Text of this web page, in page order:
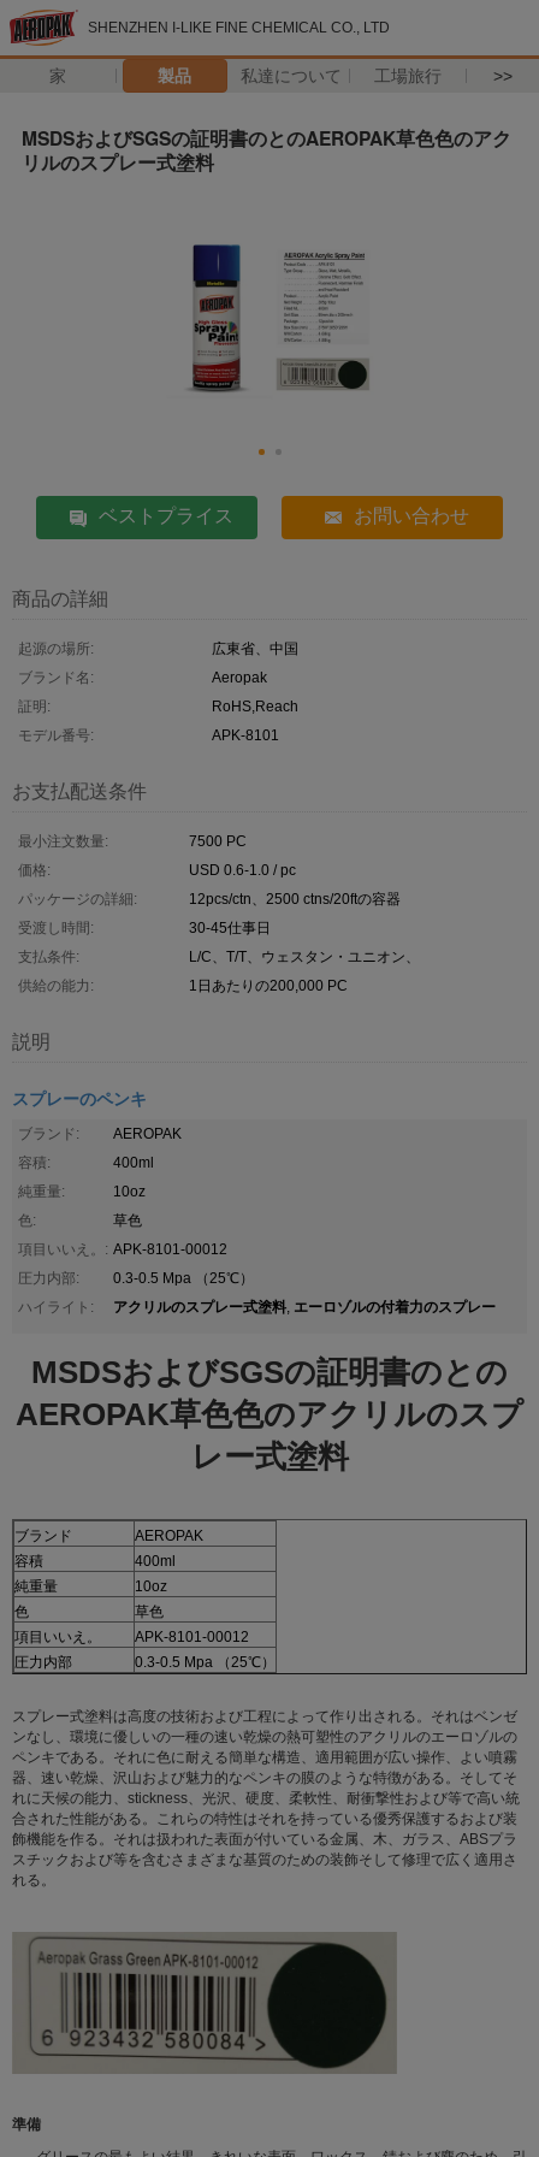
SHENZHEN I-LIKE FINE CHEMICAL CO., LTD
家 製品 私達について 工場旅行 >>
MSDSおよびSGSの証明書のとのAEROPAK草色色のアク
リルのスプレー式塗料
ベストプライス お問い合わせ
商品の詳細
起源の場所:
広東省、中国
ブランド名:
Aeropak
証明:
RoHS,Reach
モデル番号:
APK-8101
お支払配送条件
最小注文数量:
7500 PC
価格:
USD 0.6-1.0 / pc
パッケージの詳細:
12pcs/ctn、2500 ctns/20ftの容器
受渡し時間:
30-45仕事日
支払条件:
L/C、T/T、ウェスタン・ユニオン、
供給の能力:
1日あたりの200,000 PC
説明
スプレーのペンキ
ブランド:
AEROPAK
容積:
400ml
純重量:
10oz
色:
草色
項目いいえ。: APK-8101-00012
圧力内部:
0.3-0.5 Mpa （25℃）
ハイライト:
アクリルのスプレー式塗料, エーロゾルの付着力のスプレー
MSDSおよびSGSの証明書のとの
AEROPAK草色色のアクリルのスプ
レー式塗料
ブランド
AEROPAK
容積
400ml
純重量
10oz
色
草色
項目いいえ。
APK-8101-00012
圧力内部
0.3-0.5 Mpa （25℃）
スプレー式塗料は高度の技術および工程によって作り出される。それはベンゼ
ンなし、環境に優しいの一種の速い乾燥の熱可塑性のアクリルのエーロゾルの
ペンキである。それに色に耐える簡単な構造、適用範囲が広い操作、よい噴霧
器、速い乾燥、沢山および魅力的なペンキの膜のような特徴がある。そしてそ
れに天候の能力、stickness、光沢、硬度、柔軟性、耐衝撃性および等で高い統
合された性能がある。これらの特性はそれを持っている優秀保護するおよび装
飾機能を作る。それは扱われた表面が付いている金属、木、ガラス、ABSプラ
スチックおよび等を含むさまざまな基質のための装飾そして修理で広く適用さ
れる。
準備